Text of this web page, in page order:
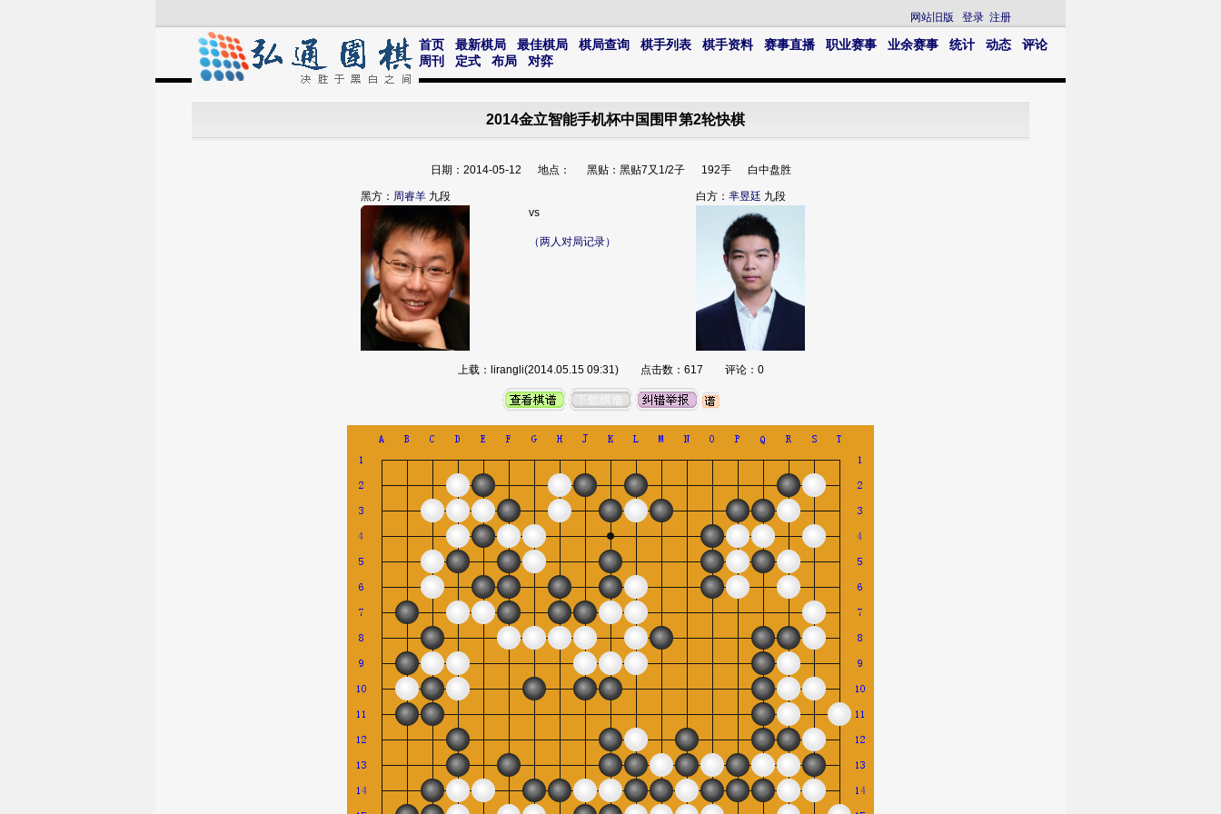
网站旧版 登录 注册
首页 最新棋局 最佳棋局 棋局查询 棋手列表 棋手资料 赛事直播 职业赛事 业余赛事 统计 动态
评论
周刊
定式 布局 对弈
2014金立智能手机杯中国围甲第2轮快棋
日期：2014-05-12 地点： 黑贴：黑贴7又1/2子 192手 白中盘胜
黑方： 周睿羊 九段 白方： 芈昱廷 九段
vs
（两人对局记录）
上载：lirangli(2014.05.15 09:31) 点击数：617 评论：0